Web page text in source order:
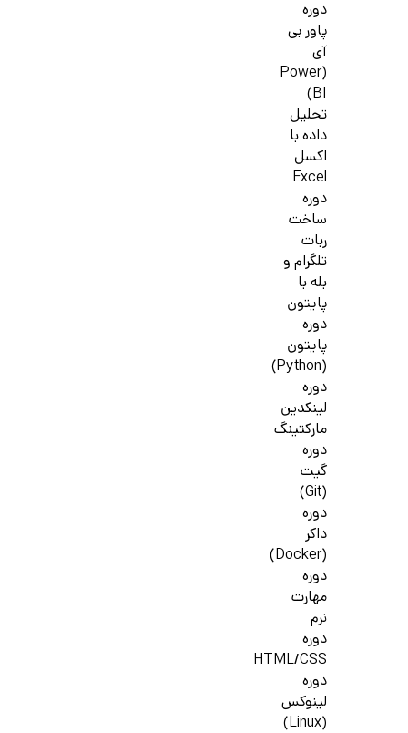
دوره
پاور بی
آی
(Power
BI)
تحلیل
داده با
اکسل
Excel
دوره
ساخت
ربات
تلگرام و
بله با
پایتون
دوره
پایتون
(Python)
دوره
لینکدین
مارکتینگ
دوره
گیت
(Git)
دوره
داکر
(Docker)
دوره
مهارت
نرم
دوره
HTML/CSS
دوره
لینوکس
(Linux)